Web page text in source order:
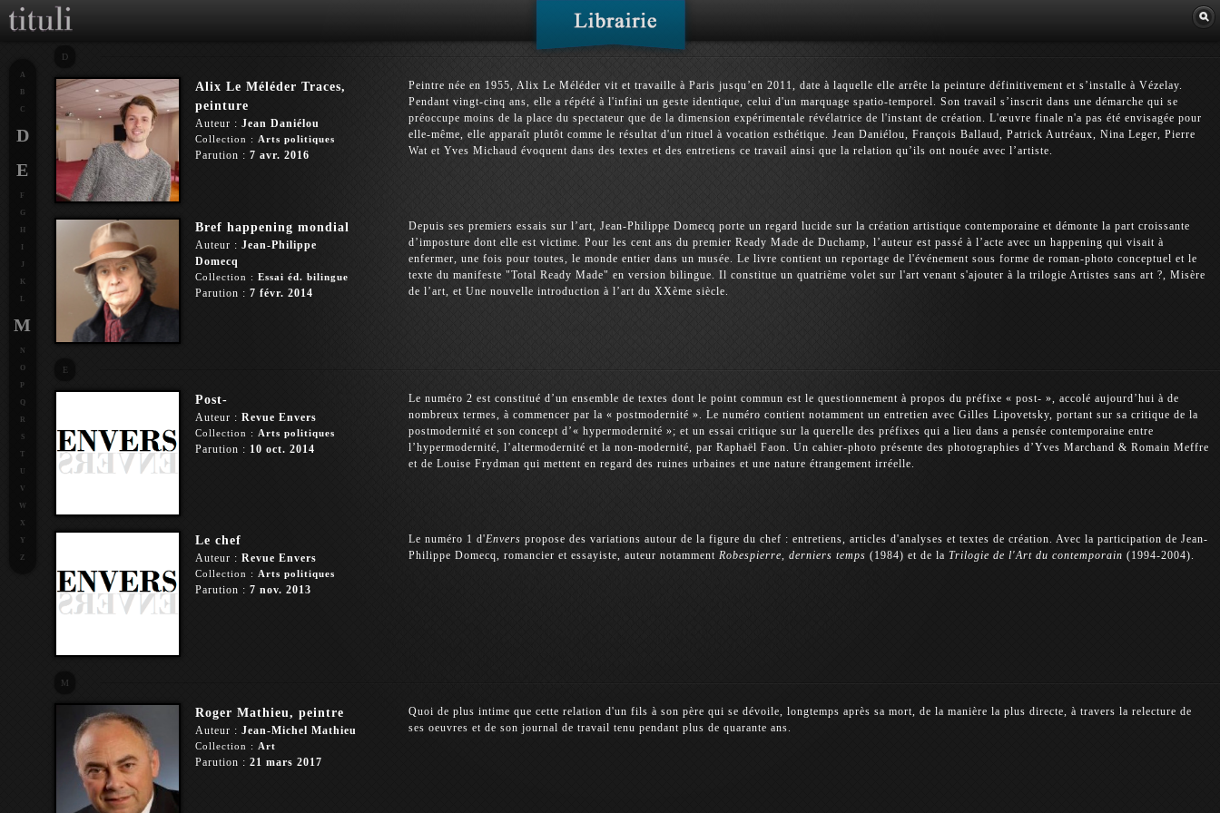
D
Alix Le Méléder Traces,
peinture
Auteur : Jean Daniélou
Collection : Arts politiques
Parution : 7 avr. 2016
Peintre née en 1955, Alix Le Méléder vit et travaille à Paris jusqu’en 2011, date à laquelle elle arrête la peinture définitivement et s’installe à Vézelay.
Pendant vingt-cinq ans, elle a répété à l'infini un geste identique, celui d'un marquage spatio-temporel. Son travail s’inscrit dans une démarche qui se
préoccupe moins de la place du spectateur que de la dimension expérimentale révélatrice de l'instant de création. L'œuvre finale n'a pas été envisagée pour
elle-même, elle apparaît plutôt comme le résultat d'un rituel à vocation esthétique. Jean Daniélou, François Ballaud, Patrick Autréaux, Nina Leger, Pierre
Wat et Yves Michaud évoquent dans des textes et des entretiens ce travail ainsi que la relation qu’ils ont nouée avec l’artiste.
Bref happening mondial
Auteur : Jean-Philippe
Domecq
Collection : Essai éd. bilingue
Parution : 7 févr. 2014
Depuis ses premiers essais sur l’art, Jean-Philippe Domecq porte un regard lucide sur la création artistique contemporaine et démonte la part croissante
d’imposture dont elle est victime. Pour les cent ans du premier Ready Made de Duchamp, l’auteur est passé à l’acte avec un happening qui visait à
enfermer, une fois pour toutes, le monde entier dans un musée. Le livre contient un reportage de l'événement sous forme de roman-photo conceptuel et le
texte du manifeste "Total Ready Made" en version bilingue. Il constitue un quatrième volet sur l'art venant s'ajouter à la trilogie Artistes sans art ?, Misère
de l’art, et Une nouvelle introduction à l’art du XXème siècle.
E
Post-
Auteur : Revue Envers
Collection : Arts politiques
Parution : 10 oct. 2014
Le numéro 2 est constitué d’un ensemble de textes dont le point commun est le questionnement à propos du préfixe « post- », accolé aujourd’hui à de
nombreux termes, à commencer par la « postmodernité ». Le numéro contient notamment un entretien avec Gilles Lipovetsky, portant sur sa critique de la
postmodernité et son concept d’« hypermodernité »; et un essai critique sur la querelle des préfixes qui a lieu dans a pensée contemporaine entre
l’hypermodernité, l’altermodernité et la non-modernité, par Raphaël Faon. Un cahier-photo présente des photographies d’Yves Marchand & Romain Meffre
et de Louise Frydman qui mettent en regard des ruines urbaines et une nature étrangement irréelle.
Le chef
Auteur : Revue Envers
Collection : Arts politiques
Parution : 7 nov. 2013
Le numéro 1 d'Envers propose des variations autour de la figure du chef : entretiens, articles d'analyses et textes de création. Avec la participation de Jean-
Philippe Domecq, romancier et essayiste, auteur notamment Robespierre, derniers temps (1984) et de la Trilogie de l'Art du contemporain (1994-2004).
M
Roger Mathieu, peintre
Auteur : Jean-Michel Mathieu
Collection : Art
Parution : 21 mars 2017
Quoi de plus intime que cette relation d'un fils à son père qui se dévoile, longtemps après sa mort, de la manière la plus directe, à travers la relecture de
ses oeuvres et de son journal de travail tenu pendant plus de quarante ans.
A
B
C
D
E
F
G
J
K
L
M
N
O
P
Q
R
S
T
U
V
W
X
Y
Z